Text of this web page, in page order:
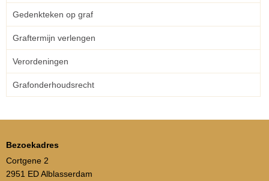
Gedenkteken op graf
Graftermijn verlengen
Verordeningen
Grafonderhoudsrecht
Bezoekadres
Cortgene 2
2951 ED Alblasserdam